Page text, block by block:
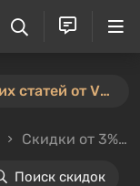
⚡️ Новый конкурс пользовательских статей от VGTimes — участвуйте тут ⚡️
Скидки от 3%
Поиск скидок